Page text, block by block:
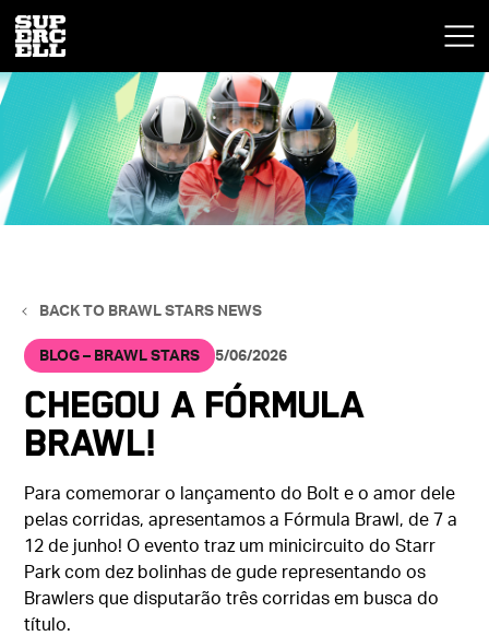
BACK TO BRAWL STARS NEWS
BLOG – BRAWL STARS 5/06/2026
CHEGOU A FÓRMULA
BRAWL!
Para comemorar o lançamento do Bolt e o amor dele
pelas corridas, apresentamos a Fórmula Brawl, de 7 a
12 de junho! O evento traz um minicircuito do Starr
Park com dez bolinhas de gude representando os
Brawlers que disputarão três corridas em busca do
título.